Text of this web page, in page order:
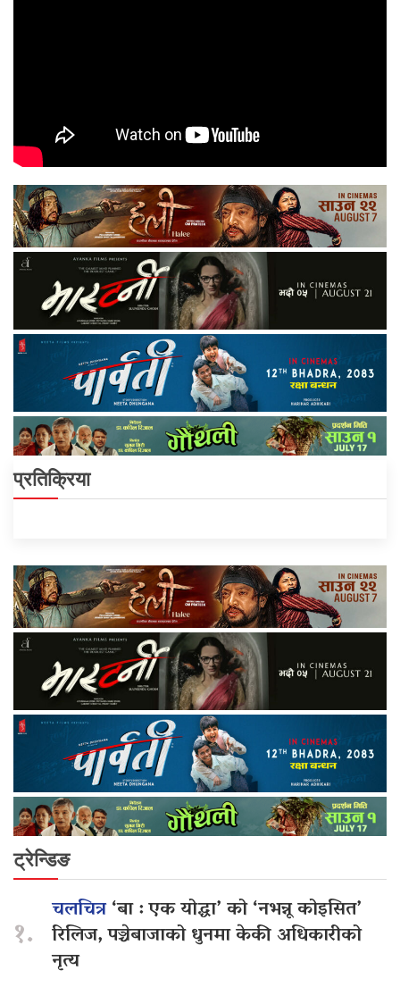
प्रतिक्रिया
ट्रेन्डिङ
१.
चलचित्र‘बा : एक योद्धा’ को ‘नभन्नू कोइसित’
रिलिज, पञ्चेबाजाको धुनमा केकी अधिकारीको
नृत्य